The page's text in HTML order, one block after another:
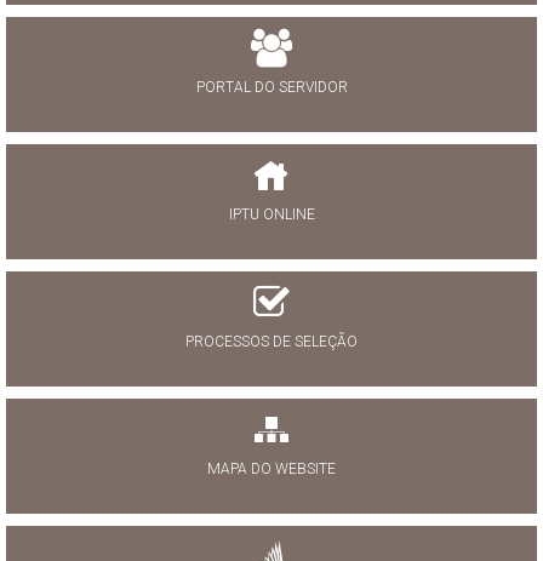
PORTAL DO SERVIDOR
IPTU ONLINE
PROCESSOS DE SELEÇÃO
MAPA DO WEBSITE